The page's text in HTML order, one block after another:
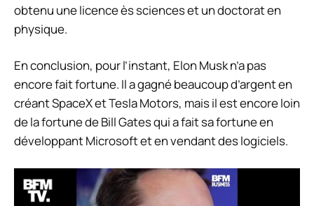
obtenu une licence ès sciences et un doctorat en
physique.
En conclusion, pour l’instant, Elon Musk n’a pas
encore fait fortune. Il a gagné beaucoup d’argent en
créant SpaceX et Tesla Motors, mais il est encore loin
de la fortune de Bill Gates qui a fait sa fortune en
développant Microsoft et en vendant des logiciels.